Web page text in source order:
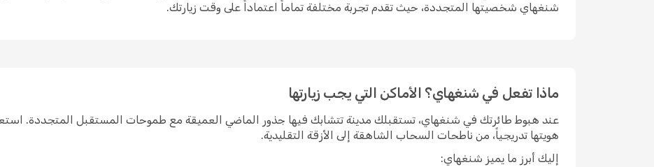
شنغهاي شخصيتها المتجددة، حيث تقدم تجربة مختلفة تماماً اعتماداً على وقت زيارتك.
ماذا تفعل في شنغهاي؟ الأماكن التي يجب زيارتها
عند هبوط طائرتك في شنغهاي، تستقبلك مدينة تتشابك فيها جذور الماضي العميقة مع طموحات المستقبل المتجددة.
هويتها تدريجياً، من ناطحات السحاب الشاهقة إلى الأزقة التقليدية.
إليك أبرز ما يميز شنغهاي: